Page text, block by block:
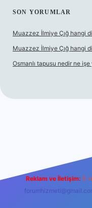
SON YORUMLAR
Muazzez İlmiye Çığ hangi
Muazzez İlmiye Çığ hangi
Osmanlı tapusu nedir ne işe
Reklam ve İletişim: E-